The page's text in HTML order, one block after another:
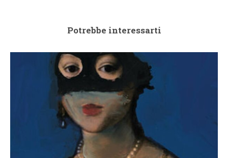
Potrebbe interessarti